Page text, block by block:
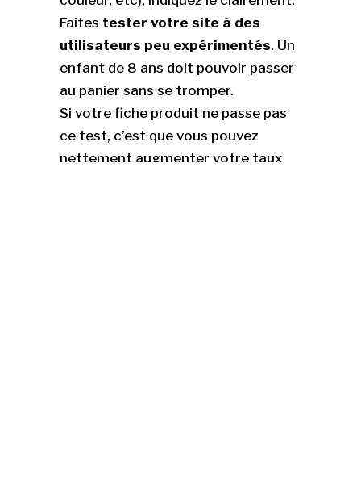
Faites tester votre site à des
utilisateurs peu expérimentés. Un
enfant de 8 ans doit pouvoir passer
au panier sans se tromper.
Si votre fiche produit ne passe pas
ce test, c’est que vous pouvez
nettement augmenter votre taux